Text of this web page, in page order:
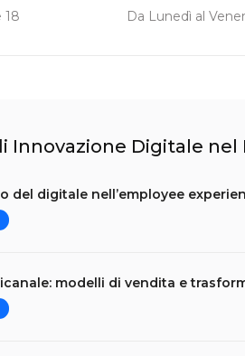
18 Da Lunedì al
Innovazione Digitale nel
del digitale nell’employee
modelli di vendita e